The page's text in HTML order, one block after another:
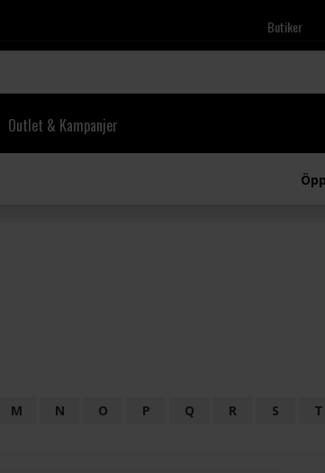
Butiker
Outlet & Kampanjer
M N O P Q R S T